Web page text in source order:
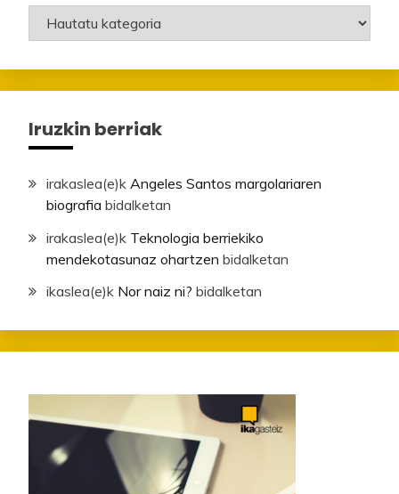
Mailak
Iruzkin berriak
irakaslea(e)k Angeles Santos margolariaren
biografia bidalketan
irakaslea(e)k Teknologia berriekiko
mendekotasunaz ohartzen bidalketan
ikaslea(e)k Nor naiz ni? bidalketan